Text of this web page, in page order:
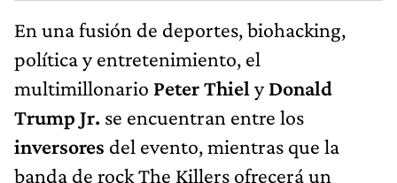
En una fusión de deportes, biohacking,
política y entretenimiento, el
multimillonario Peter Thiel yDonald
Trump Jr. se encuentran entre los
inversores del evento, mientras que la
banda de rock The Killers ofrecerá un